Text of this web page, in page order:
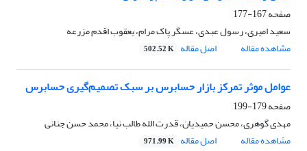
صفحه167-177
سعید امیری، رسول عبدی، عسگر پاک مرام، یعقوب اقدم مزرعه
مشاهده مقاله
اصل مقاله 502.52 K
عوامل موثر تمرکز بازار حسابرس بر سبک تصمیم‌گیری حسابرس
صفحه179-199
مهدی گوهری، محسن حمیدیان، قدرت الله طالب نیا، محمد حسن جنانی
مشاهده مقاله
اصل مقاله 971.99 K